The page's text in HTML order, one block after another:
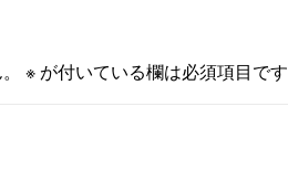
※ が付いている欄は必須項目です